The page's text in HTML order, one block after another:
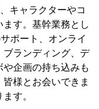
キャラクターやコ
す。基幹業務とし
ポート、オンライ
ブランディング、デ
企画の持ち込みも
様とお会いできま
す。